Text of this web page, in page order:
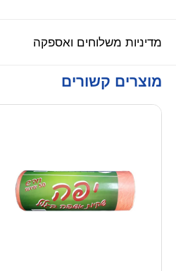
מדיניות משלוחים ואספקה
מוצרים קשורים